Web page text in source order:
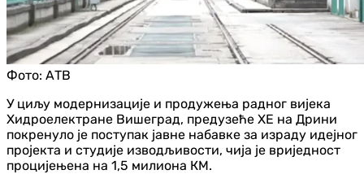
Фото: АТВ
У циљу модернизације и продужења радног вијека
Хидроелектране Вишеград, предузеће ХЕ на Дрини
покренуло је поступак јавне набавке за израду идејног
пројекта и студије изводљивости, чија је вриједност
процијењена на 1,5 милиона КМ.